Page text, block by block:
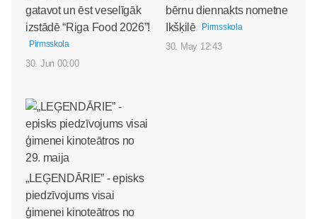
gatavot un ēst veselīgāk
izstādē “Riga Food 2026”!
Pirmsskola
30. Jun 00:00
bērnu diennakts nometne
Ikšķilē
Pirmsskola
30. May 12:43
„LEĢENDĀRIE” - episks
piedzīvojums visai
ģimenei kinoteātros no